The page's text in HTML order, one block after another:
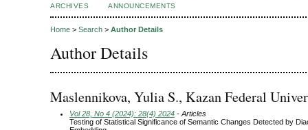
ARCHIVES
ANNOUNCEMENTS
Home > Search > Author Details
Author Details
Maslennikova, Yulia S., Kazan Federal
Vol 28, No 4 (2024): 28(4) 2024 - Articles
Testing of Statistical Significance of Semantic Changes Detected by